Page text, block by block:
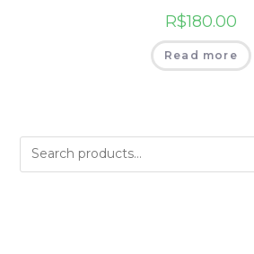
R$180.00
Read more